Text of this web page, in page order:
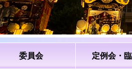
委員会 定例会・